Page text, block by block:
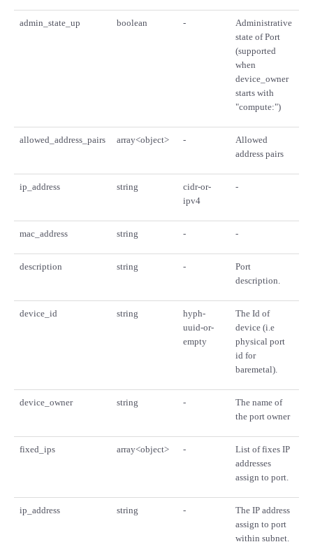
admin_state_up boolean -
Administrative
state of Port
(supported
when
device_owner
starts with
"compute:")
allowed_address_pairs array<object> -
Allowed
address pairs
ip_address string
cidr-or-
ipv4
-
mac_address string - -
description string -
Port
description.
device_id string
hyph-
uuid-or-
empty
The Id of
device (i.e
physical port
id for
baremetal).
device_owner string -
The name of
the port owner
fixed_ips array<object> -
List of fixes IP
addresses
assign to port.
ip_address string -
The IP address
assign to port
within subnet.